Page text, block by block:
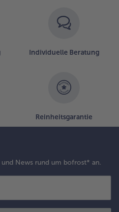
Individuelle Beratung
Reinheitsgarantie
News rund um bofrost* an.